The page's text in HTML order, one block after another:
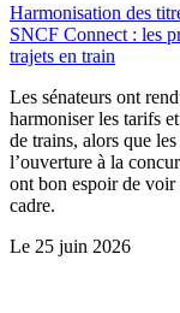
Harmonisation des
SNCF Connect : les
trajets en train
Les sénateurs ont
harmoniser les tarifs
de trains, alors que
l’ouverture à la
ont bon espoir de voir
cadre.
Le 25 juin 2026